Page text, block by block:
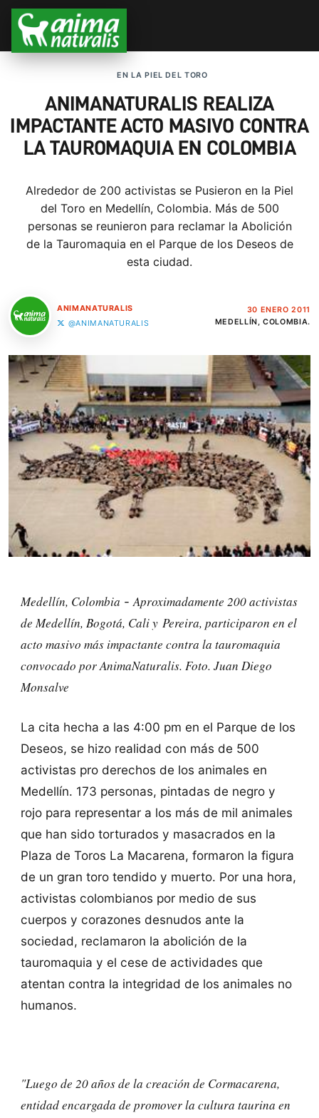
EN LA PIEL DEL TORO
ANIMANATURALIS REALIZA
IMPACTANTE ACTO MASIVO CONTRA
LA TAUROMAQUIA EN COLOMBIA
Alrededor de 200 activistas se Pusieron en la Piel
del Toro en Medellín, Colombia. Más de 500
personas se reunieron para reclamar la Abolición
de la Tauromaquia en el Parque de los Deseos de
esta ciudad.
ANIMANATURALIS
@ANIMANATURALIS
30 ENERO 2011
MEDELLÍN, COLOMBIA.
Medellín, Colombia -Aproximadamente 200 activistas
de Medellín, Bogotá, Cali y Pereira, participaron en el
acto masivo más impactante contra la tauromaquia
convocado por AnimaNaturalis. Foto. Juan Diego
Monsalve
La cita hecha a las 4:00 pm en el Parque de los
Deseos, se hizo realidad con más de 500
activistas pro derechos de los animales en
Medellín. 173 personas, pintadas de negro y
rojo para representar a los más de mil animales
que han sido torturados y masacrados en la
Plaza de Toros La Macarena, formaron la figura
de un gran toro tendido y muerto. Por una hora,
activistas colombianos por medio de sus
cuerpos y corazones desnudos ante la
sociedad, reclamaron la abolición de la
tauromaquia y el cese de actividades que
atentan contra la integridad de los animales no
humanos.
"Luego de 20 años de la creación de Cormacarena,
entidad encargada de promover la cultura taurina en